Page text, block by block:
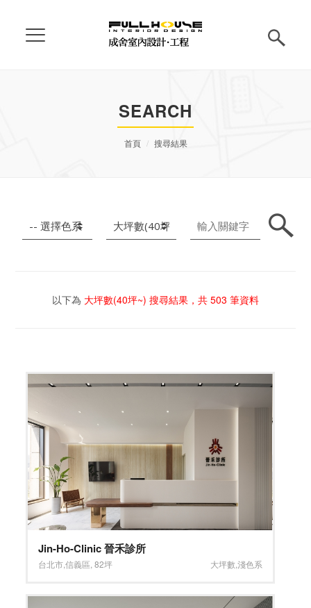
SEARCH
首頁 搜尋結果
以下為 大坪數(40坪~) 搜尋結果，共 503 筆資料
Jin-Ho-Clinic 晉禾診所
台北市,信義區 ,82坪 大坪數 淺色系